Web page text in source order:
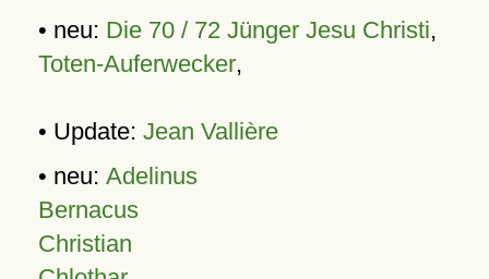
• neu: Die 70 / 72 Jünger Jesu Christi,
Toten-Auferwecker,
• Update: Jean Vallière
• neu: Adelinus
Bernacus
Christian